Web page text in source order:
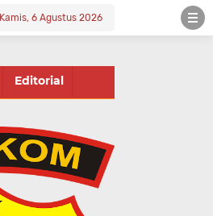
Kamis, 6 Agustus 2026
Editorial